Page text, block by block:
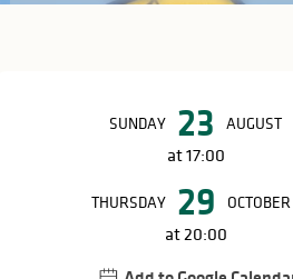
SUNDAY 23 AUGUST
at 17:00
THURSDAY 29 OCTOBER
at 20:00